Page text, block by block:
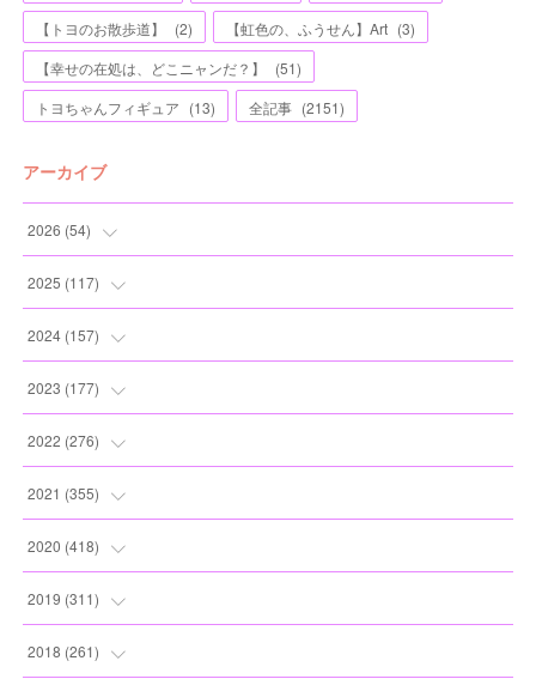
【トヨのお散歩道】
(2) 【虹色の、ふうせん】Art (3)
【幸せの在処は、どこニャンだ？】
(51)
トヨちゃんフィギュア (13) 全記事 (2151)
アーカイブ
2026 (54)
(2)
(5)
(7)
(11
2025 (117)
(11
(12
(12
(13
2024(157)
(13
(13
(10
(13
2023 (177)
(20
(10
(11
(13
2022 (276)
(17
(16
(21
(21
2021 (355)
(19
(12
(16
2020 (418)
(44
(59
2019 (311)
(25
2018 (261)